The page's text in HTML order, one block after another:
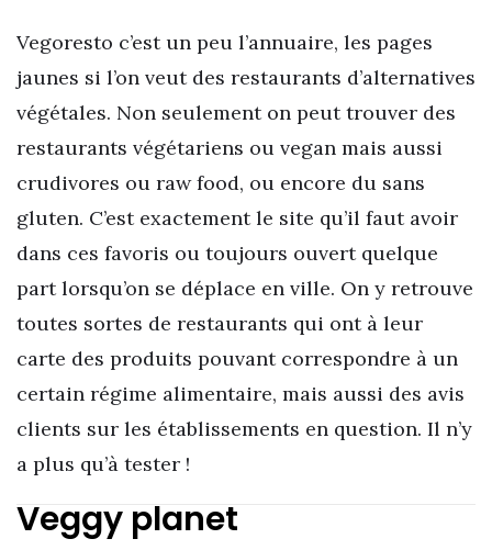
Vegoresto c’est un peu l’annuaire, les pages
jaunes si l’on veut des restaurants d’alternatives
végétales. Non seulement on peut trouver des
restaurants végétariens ou vegan mais aussi
crudivores ou raw food, ou encore du sans
gluten. C’est exactement le site qu’il faut avoir
dans ces favoris ou toujours ouvert quelque
part lorsqu’on se déplace en ville. On y retrouve
toutes sortes de restaurants qui ont à leur
carte des produits pouvant correspondre à un
certain régime alimentaire, mais aussi des avis
clients sur les établissements en question. Il n’y
a plus qu’à tester !
Veggy planet